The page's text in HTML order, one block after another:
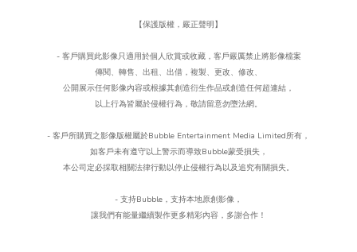
【保護版權，嚴正聲明】
- 客戶購買此影像只適用於個人欣賞或收藏，客戶嚴厲禁止將影像檔案
傳閱、轉售、出租、出借，複製、更改、 修改、
公開展示任何影像內容或根據其創造衍生作品或創造任何超連結，
以上行為皆屬於侵權行為， 敬請留意勿墮法網。
- 客戶所購買之影像版權屬於Bubble Entertainment Media Limited所有，
如客戶未有遵守以上警示而導致Bubble蒙受損失，
本公司定必採取相關法律行動以停止侵權行為以及追究有關損失。
- 支持Bubble ， 支持本地原創影像，
讓我們有能量繼續製作更多精彩內容，多謝合作！